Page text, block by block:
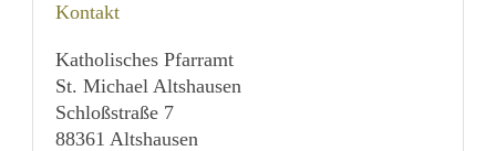
Kontakt
Katholisches Pfarramt
St. Michael Altshausen
Schloßstraße 7
88361 Altshausen